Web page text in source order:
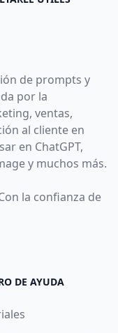
de prompts y
por la
ventas,
al cliente en
en ChatGPT,
y muchos más.
la confianza de
DE AYUDA